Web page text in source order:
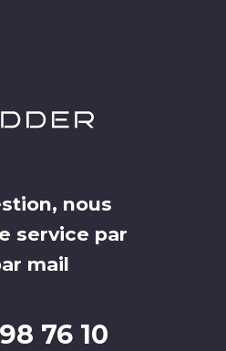
nous
service par
mail
76 10